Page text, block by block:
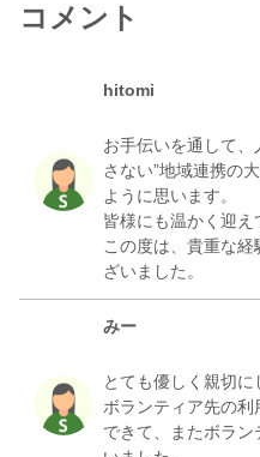
る方の募集です☆
レク
☆地域密着型デイ
る方の募集です☆
10:00 - 12:00
レク
ネイルアートが得
募集終了
レク
書道が好きな方
集！☆地域密着型
コメント
hitomi
お手伝いを通して、
さない”地域連携の
ように思います。
皆様にも温かく迎え
この度は、貴重な
みー
とても優しく親切に
ボランティア先の
できて、またボラ